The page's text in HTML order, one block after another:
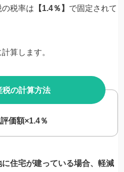
税率は 【1.4％】 で固定されて
算します。
税の計算方法
価額×1.4％
に住宅が建っている場合、軽減